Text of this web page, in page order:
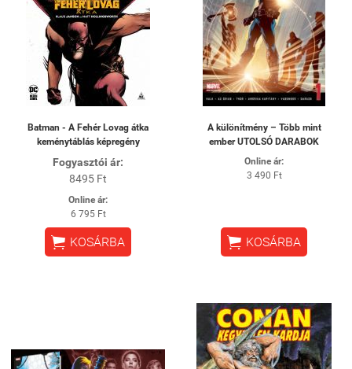
Batman - A Fehér Lovag átka
keménytáblás képregény
Fogyasztói ár:
8495 Ft
Online ár:
6 795 Ft
 KOSÁRBA
A különítmény – Több mint
ember UTOLSÓ DARABOK
Online ár:
3 490 Ft
 KOSÁRBA